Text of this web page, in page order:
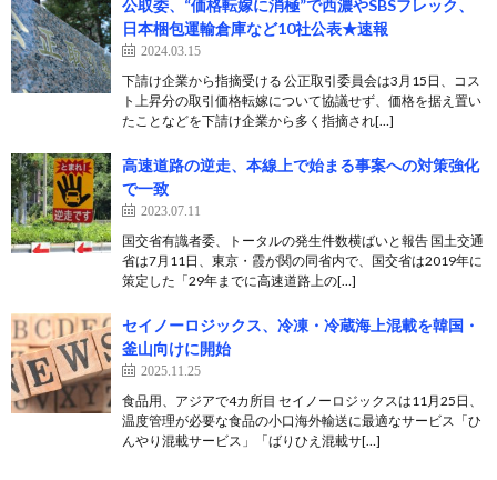
公取委、“価格転嫁に消極”で西濃やSBSフレック、
日本梱包運輸倉庫など10社公表★速報
2024.03.15
下請け企業から指摘受ける 公正取引委員会は3月15日、コス
ト上昇分の取引価格転嫁について協議せず、価格を据え置い
たことなどを下請け企業から多く指摘され[…]
高速道路の逆走、本線上で始まる事案への対策強化
で一致
2023.07.11
国交省有識者委、トータルの発生件数横ばいと報告 国土交通
省は7月11日、東京・霞が関の同省内で、国交省は2019年に
策定した「29年までに高速道路上の[…]
セイノーロジックス、冷凍・冷蔵海上混載を韓国・
釜山向けに開始
2025.11.25
食品用、アジアで4カ所目 セイノーロジックスは11月25日、
温度管理が必要な食品の小口海外輸送に最適なサービス「ひ
んやり混載サービス」「ばりひえ混載サ[…]